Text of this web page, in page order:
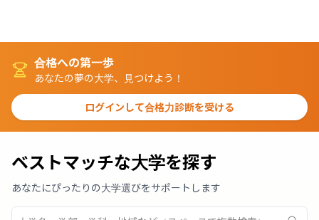
合格への第一歩
あなたの夢の大学、見つけよう！
ログインして合格力診断を受ける
ベストマッチな大学を探す
あなたにぴったりの大学選びをサポートします